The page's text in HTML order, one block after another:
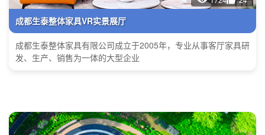
成都生泰整体家具VR实景展厅
成都生泰整体家具有限公司成立于2005年，专业从事客厅家具研
发、生产、销售为一体的大型企业